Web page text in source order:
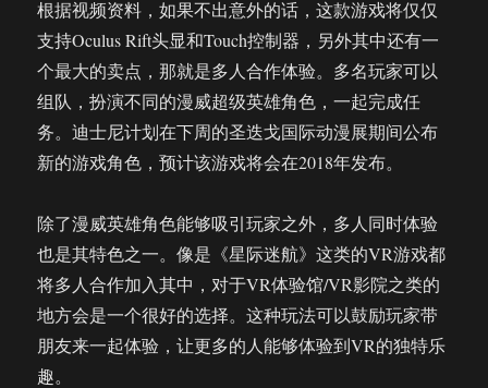
根据视频资料，如果不出意外的话，这款游戏将仅仅
支持Oculus Rift头显和Touch控制器，另外其中还有一
个最大的卖点，那就是多人合作体验。多名玩家可以
组队，扮演不同的漫威超级英雄角色，一起完成任
务。迪士尼计划在下周的圣迭戈国际动漫展期间公布
新的游戏角色，预计该游戏将会在2018年发布。
除了漫威英雄角色能够吸引玩家之外，多人同时体验
也是其特色之一。像是《星际迷航》这类的VR游戏都
将多人合作加入其中，对于VR体验馆/VR影院之类的
地方会是一个很好的选择。这种玩法可以鼓励玩家带
朋友来一起体验，让更多的人能够体验到VR的独特乐
趣。